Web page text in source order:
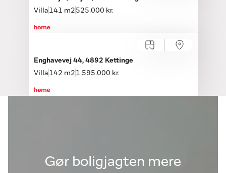
Villa 141 m2 525.000 kr.
Enghavevej 44, 4892 Kettinge
Villa 142 m2 1.595.000 kr.
Gør boligjagten mere